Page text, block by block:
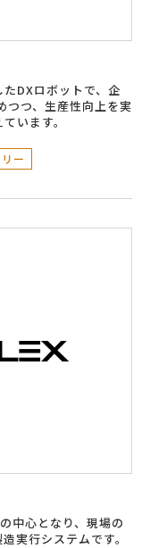
DXロボットで、企
つつ、生産性向上を実
います。
ー
中心となり、現場の
実行システムです。